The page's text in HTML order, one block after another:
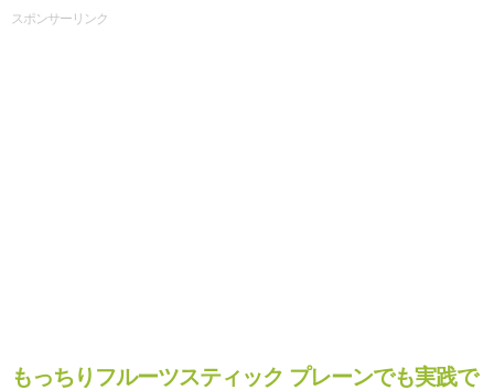
スポンサーリンク
もっちりフルーツスティック プレーンでも実践で